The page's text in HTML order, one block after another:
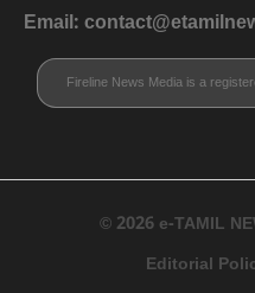
Email:
Fireline News Media is a
© 2026 e-TAMIL
Editorial